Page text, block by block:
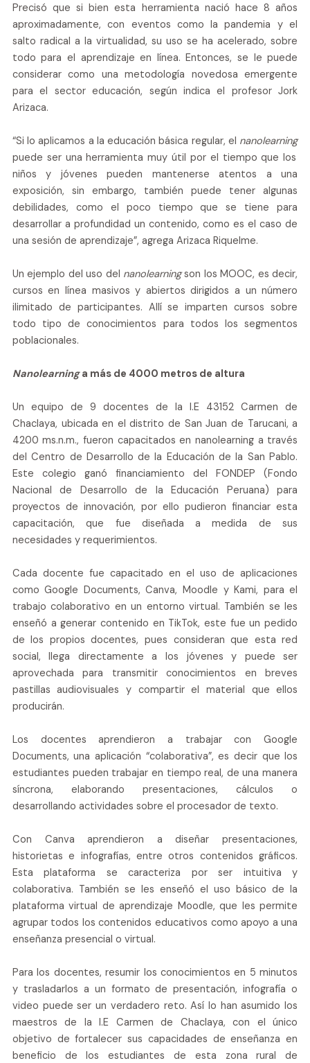
Precisó que si bien esta herramienta nació hace 8 años
aproximadamente, con eventos como la pandemia y el
salto radical a la virtualidad, su uso se ha acelerado, sobre
todo para el aprendizaje en línea. Entonces, se le puede
considerar como una metodología novedosa emergente
para el sector educación, según indica el profesor Jork
Arizaca.
“Si lo aplicamos a la educación básica regular, el nanolearning
puede ser una herramienta muy útil por el tiempo que los
niños y jóvenes pueden mantenerse atentos a una
exposición, sin embargo, también puede tener algunas
debilidades, como el poco tiempo que se tiene para
desarrollar a profundidad un contenido, como es el caso de
una sesión de aprendizaje”, agrega Arizaca Riquelme.
Un ejemplo del uso del nanolearningson los MOOC, es decir,
cursos en línea masivos y abiertos dirigidos a un número
ilimitado de participantes. Allí se imparten cursos sobre
todo tipo de conocimientos para todos los segmentos
poblacionales.
Nanolearninga más de 4000 metros de altura
Un equipo de 9 docentes de la I.E 43152 Carmen de
Chaclaya, ubicada en el distrito de San Juan de Tarucani, a
4200 ms.n.m., fueron capacitados en nanolearning a través
del Centro de Desarrollo de la Educación de la San Pablo.
Este colegio ganó financiamiento del FONDEP (Fondo
Nacional de Desarrollo de la Educación Peruana) para
proyectos de innovación, por ello pudieron financiar esta
capacitación, que fue diseñada a medida de sus
necesidades y requerimientos.
Cada docente fue capacitado en el uso de aplicaciones
como Google Documents, Canva, Moodle y Kami, para el
trabajo colaborativo en un entorno virtual. También se les
enseñó a generar contenido en TikTok, este fue un pedido
de los propios docentes, pues consideran que esta red
social, llega directamente a los jóvenes y puede ser
aprovechada para transmitir conocimientos en breves
pastillas audiovisuales y compartir el material que ellos
producirán.
Los docentes aprendieron a trabajar con Google
Documents, una aplicación “colaborativa”, es decir que los
estudiantes pueden trabajar en tiempo real, de una manera
síncrona, elaborando presentaciones, cálculos o
desarrollando actividades sobre el procesador de texto.
Con Canva aprendieron a diseñar presentaciones,
historietas e infografías, entre otros contenidos gráficos.
Esta plataforma se caracteriza por ser intuitiva y
colaborativa. También se les enseñó el uso básico de la
plataforma virtual de aprendizaje Moodle, que les permite
agrupar todos los contenidos educativos como apoyo a una
enseñanza presencial o virtual.
Para los docentes, resumir los conocimientos en 5 minutos
y trasladarlos a un formato de presentación, infografía o
video puede ser un verdadero reto. Así lo han asumido los
maestros de la I.E Carmen de Chaclaya, con el único
objetivo de fortalecer sus capacidades de enseñanza en
beneficio de los estudiantes de esta zona rural de